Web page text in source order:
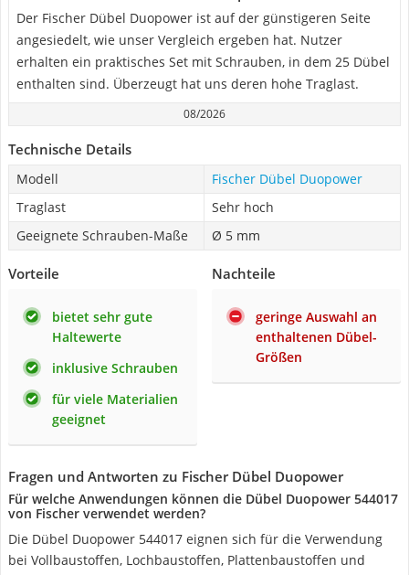
Der Fischer Dübel Duopower ist auf der günstigeren Seite
angesiedelt, wie unser Vergleich ergeben hat. Nutzer
erhalten ein praktisches Set mit Schrauben, in dem 25 Dübel
enthalten sind. Überzeugt hat uns deren hohe Traglast.
08/2026
Technische Details
Modell
Fischer Dübel Duopower
Traglast
Sehr hoch
Geeignete Schrauben-Maße
Ø 5 mm
Vorteile
bietet sehr gute
Haltewerte
inklusive Schrauben
für viele Materialien
geeignet
Nachteile
geringe Auswahl an
enthaltenen Dübel-
Größen
Fragen und Antworten zu Fischer Dübel Duopower
Für welche Anwendungen können die Dübel Duopower 544017
von Fischer verwendet werden?
Die Dübel Duopower 544017 eignen sich für die Verwendung
bei Vollbaustoffen, Lochbaustoffen, Plattenbaustoffen und